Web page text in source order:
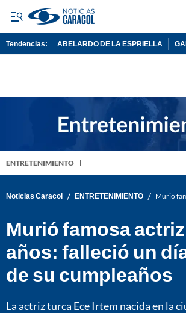
Tendencias: ABELARDO DE LA ESPRIELLA
ENTRETENIMIENTO
Noticias Caracol / ENTRETENIMIENTO / Murió
Murió famosa
años: falleció un
de su cumpleaños
La actriz turca Ece Irtem nacida en la